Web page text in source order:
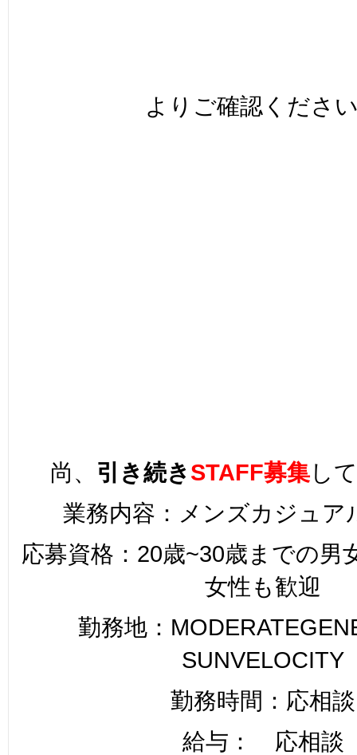
よりご確認くださ
尚、 引き続きSTAFF募集し
業務内容：メンズカジュア
応募資格：20歳~30歳までの
女性も歓迎
勤務地：
SUNVELOCITY
勤務時間：応相談
給与： 応相談